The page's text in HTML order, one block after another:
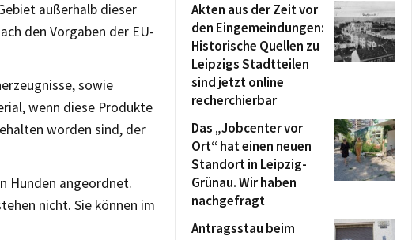
außerhalb dieser
den Vorgaben der EU-
sowie
wenn diese Produkte
worden sind, der
Hunden angeordnet.
nicht. Sie können im
Akten aus der Zeit vor
den Eingemeindungen:
Historische Quellen zu
Leipzigs Stadtteilen
sind jetzt online
recherchierbar
Das „Jobcenter vor
Ort“ hat einen neuen
Standort in Leipzig-
Grünau. Wir haben
nachgefragt
Antragsstau beim